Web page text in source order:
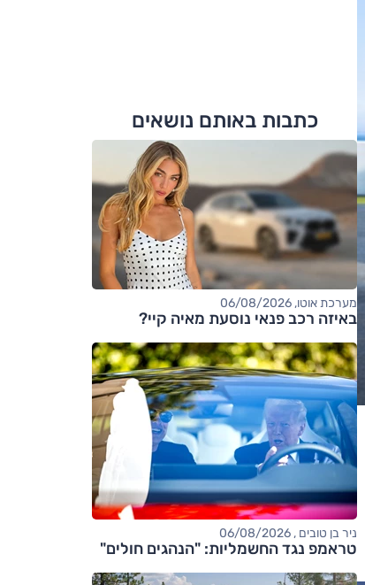
כתבות באותם נושאים
מערכת אוטו, 06/08/2026
באיזה רכב פנאי נוסעת מאיה קיי?
ניר בן טובים , 06/08/2026
טראמפ נגד החשמליות: "הנהגים חולים"